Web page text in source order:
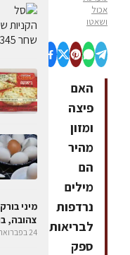
אכול
ושאטו
האם
פיצה
ומזון
מהיר
הם
מילים
נרדפות
לבריאות?
ספק
מיני
צהובה,
24 בפברואר 2007